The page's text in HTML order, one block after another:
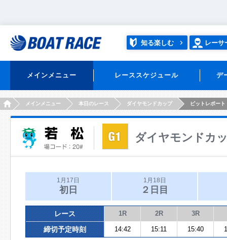
知る楽しむ レーサ
メインメニュー レーススケジュール デ
HOMEメインメニュー 本日のレース ダイヤモンドカップ ピットレポート
ダイヤモンドカ
1月17日
初日
1月18日
２日目
レース 1R 2R 3R
締切予定時刻 14:42 15:11 15:40